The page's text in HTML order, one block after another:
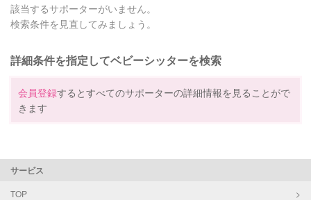
該当するサポーターがいません。
検索条件を見直してみましょう。
詳細条件を指定してベビーシッターを検索
会員登録するとすべてのサポーターの詳細情報を見ることがで
きます
サービス
TOP